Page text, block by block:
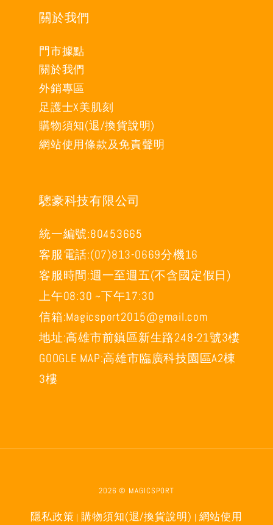
關於我們
門市據點
關於我們
外銷專區
足護士X美肌刻
購物須知(退/換貨說明)
網站使用條款及免責聲明
驄豪科技有限公司
統一編號:80453665
客服電話:(07)813-0669分機16
客服時間:週一至週五(不含國定假日)
上午08:30 ~下午17:30
信箱:Magicsport2015@gmail.com
地址:高雄市前鎮區新生路248-21號3樓
GOOGLE MAP:高雄市臨廣科技園區A2棟
3樓
2026 © MAGICSPORT
隱私政策 | 購物須知(退/換貨說明) | 網站使用